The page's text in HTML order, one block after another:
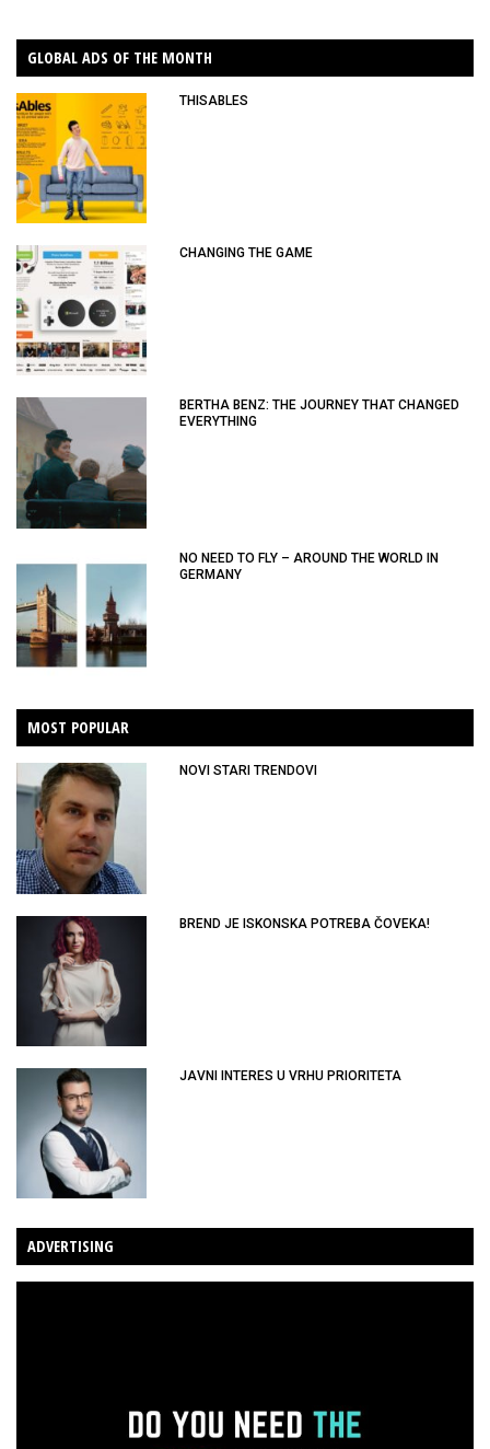
GLOBAL ADS OF THE MONTH
THISABLES
CHANGING THE GAME
BERTHA BENZ: THE JOURNEY THAT CHANGED
EVERYTHING
NO NEED TO FLY – AROUND THE WORLD IN
GERMANY
MOST POPULAR
NOVI STARI TRENDOVI
BREND JE ISKONSKA POTREBA ČOVEKA!
JAVNI INTERES U VRHU PRIORITETA
ADVERTISING